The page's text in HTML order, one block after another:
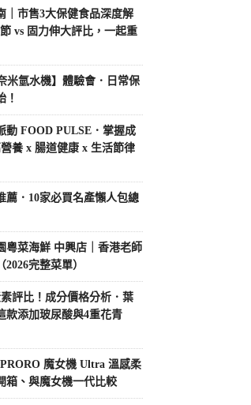
｜市售3大保健食品深度解
vs 固力伸大評比，一起重
米氫水機】體驗會．日常保
！
動 FOOD PULSE．掌握成
養 x 腸道健康 x 生活節律
薦．10家必買名產懶人包總
粵菜海鮮 中興店｜香港老師
完整菜單）
評比！成分價格分析．葉
款添加玻尿酸與4重花青
魔女機 Ultra 溫感柔
箱、與魔女機一代比較